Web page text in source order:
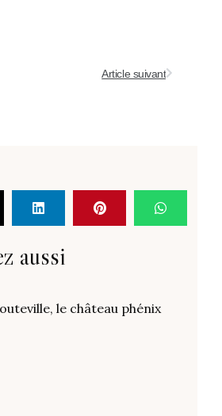
Article suivant
aussi
le château phénix